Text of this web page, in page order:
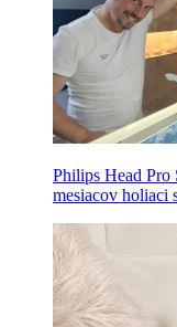
Philips Head Pro
mesiacov holiaci